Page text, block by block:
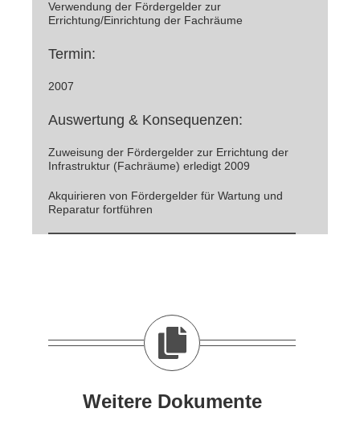
Verwendung der Fördergelder zur
Errichtung/Einrichtung der Fachräume
Termin:
2007
Auswertung & Konsequenzen:
Zuweisung der Fördergelder zur Errichtung der
Infrastruktur (Fachräume) erledigt 2009
Akquirieren von Fördergelder für Wartung und
Reparatur fortführen
Weitere Dokumente